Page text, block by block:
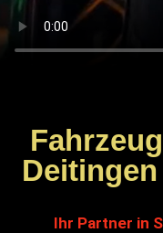
Ihr Partner in